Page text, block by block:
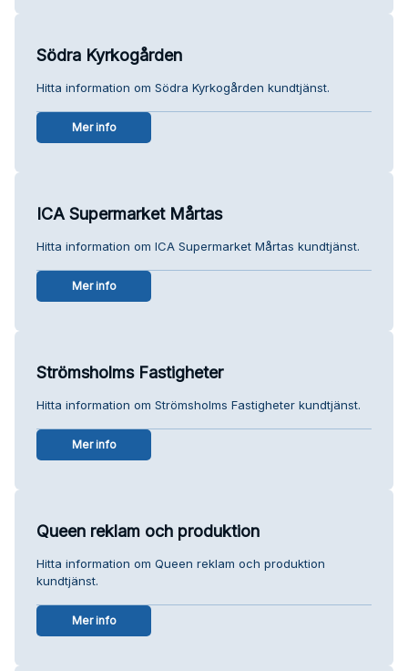
Södra Kyrkogården
Hitta information om Södra Kyrkogården kundtjänst.
Mer info
ICA Supermarket Mårtas
Hitta information om ICA Supermarket Mårtas kundtjänst.
Mer info
Strömsholms Fastigheter
Hitta information om Strömsholms Fastigheter kundtjänst.
Mer info
Queen reklam och produktion
Hitta information om Queen reklam och produktion
kundtjänst.
Mer info